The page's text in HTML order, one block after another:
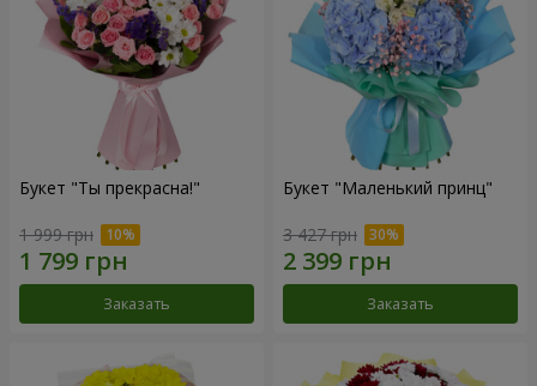
Букет "Ты прекрасна!"
1 999 грн
Заказать
Букет "Маленький принц"
3 427 грн
Заказать